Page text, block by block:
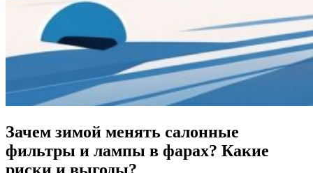
Зачем зимой менять салонные
фильтры и лампы в фарах? Какие